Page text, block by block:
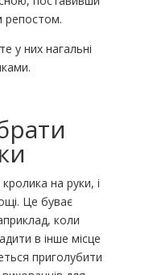
репостом.
у них нагальні
на руки, і
Це буває
коли
в інше місце
приголубити